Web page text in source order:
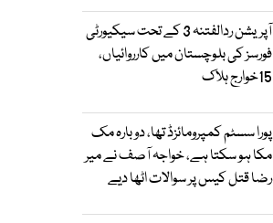
آپریشن ردالفتنہ 3 کے تحت سیکیورٹی
فورسز کی بلوچستان میں کارروائیاں،
15خوارج ہلاک
پورا سسٹم کمپرومائزڈ تھا، دوبارہ مک
مکا ہو سکتا ہے، خواجہ آصف نے میر
رضا قتل کیس پر سوالات اٹھا دیے